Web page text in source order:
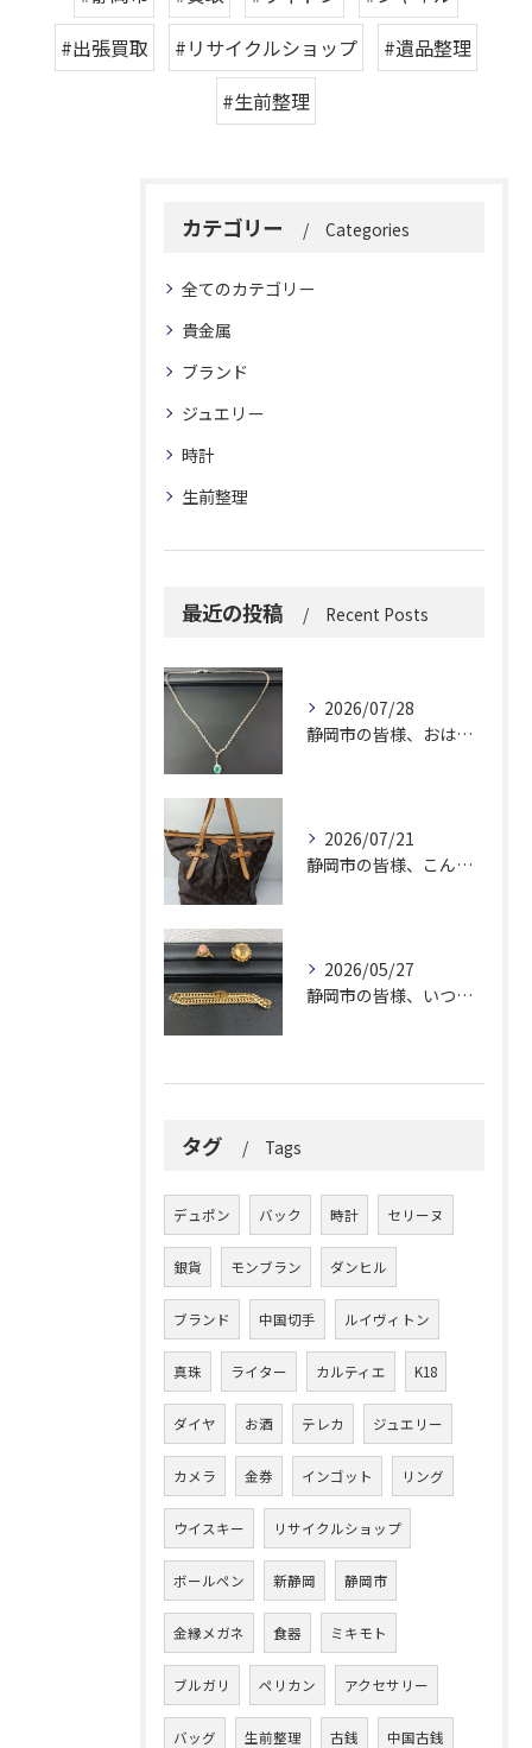
#出張買取
#リサイクルショップ
#遺品整理
#生前整理
カテゴリー Categories
全てのカテゴリー
貴金属
ブランド
ジュエリー
時計
生前整理
最近の投稿 Recent Posts
2026/07/28
静岡市の皆様、おはようございます。
2026/07/21
静岡市の皆様、こんにちは！
2026/05/27
静岡市の皆様、いつも大変お世話になっております。
タグ Tags
デュポン バック 時計 セリーヌ
銀貨 モンブラン ダンヒル
ブランド 中国切手 ルイヴィトン
真珠 ライター カルティエ K18
ダイヤ お酒 テレカ ジュエリー
カメラ 金券 インゴット リング
ウイスキー リサイクルショップ
ボールペン 新静岡 静岡市
金縁メガネ 食器 ミキモト
ブルガリ ペリカン アクセサリー
バッグ 生前整理 古銭 中国古銭